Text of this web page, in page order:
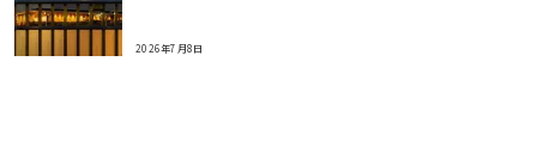
2026年7月8日